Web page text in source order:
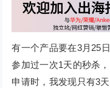
有一个产品要在3月25
参加过一次1天的秒杀
申请时，我发现只有3